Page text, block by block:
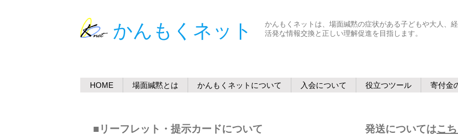
​かんもくネット
かんもくネットは、場面緘黙の症状がある子どもや大人、
活発な情報交換と正しい理解促進を目指します。
HOME 場面緘黙とは かんもくネットについて 入会について 役立つツール 寄付金
■リーフレット・提示カードについて 発送についてはこ